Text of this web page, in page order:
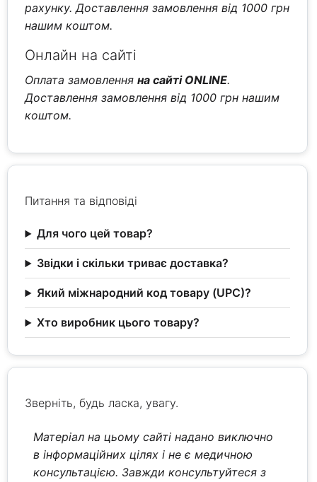
рахунку. Доставлення замовлення від 1000 грн
нашим коштом.
Онлайн на сайті
Оплата замовленняна сайті ONLINE.
Доставлення замовлення від 1000 грн нашим
коштом.
Питання та відповіді
Для чого цей товар?
Звідки і скільки триває доставка?
Який міжнародний код товару (UPC)?
Хто виробник цього товару?
Зверніть, будь ласка, увагу.
Матеріал на цьому сайті надано виключно
в інформаційних цілях і не є медичною
консультацією. Завжди консультуйтеся з